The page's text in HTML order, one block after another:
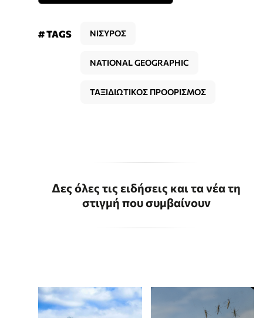
# TAGS ΝΙΣΥΡΟΣ
NATIONAL GEOGRAPHIC
ΤΑΞΙΔΙΩΤΙΚΟΣ ΠΡΟΟΡΙΣΜΟΣ
Δες όλες τις ειδήσεις και τα νέα τη
στιγμή που συμβαίνουν